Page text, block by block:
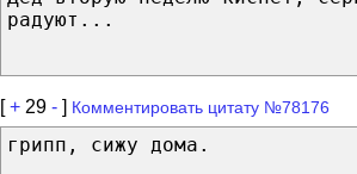
радуют...
[+ 29 - ] Комментировать цитату №78176
грипп, сижу дома.